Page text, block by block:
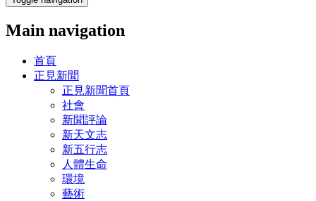
Main navigation
首頁
正見新聞
正見新聞首頁
社會
新聞評論
新天文志
新五行志
人體生命
環境
藝術